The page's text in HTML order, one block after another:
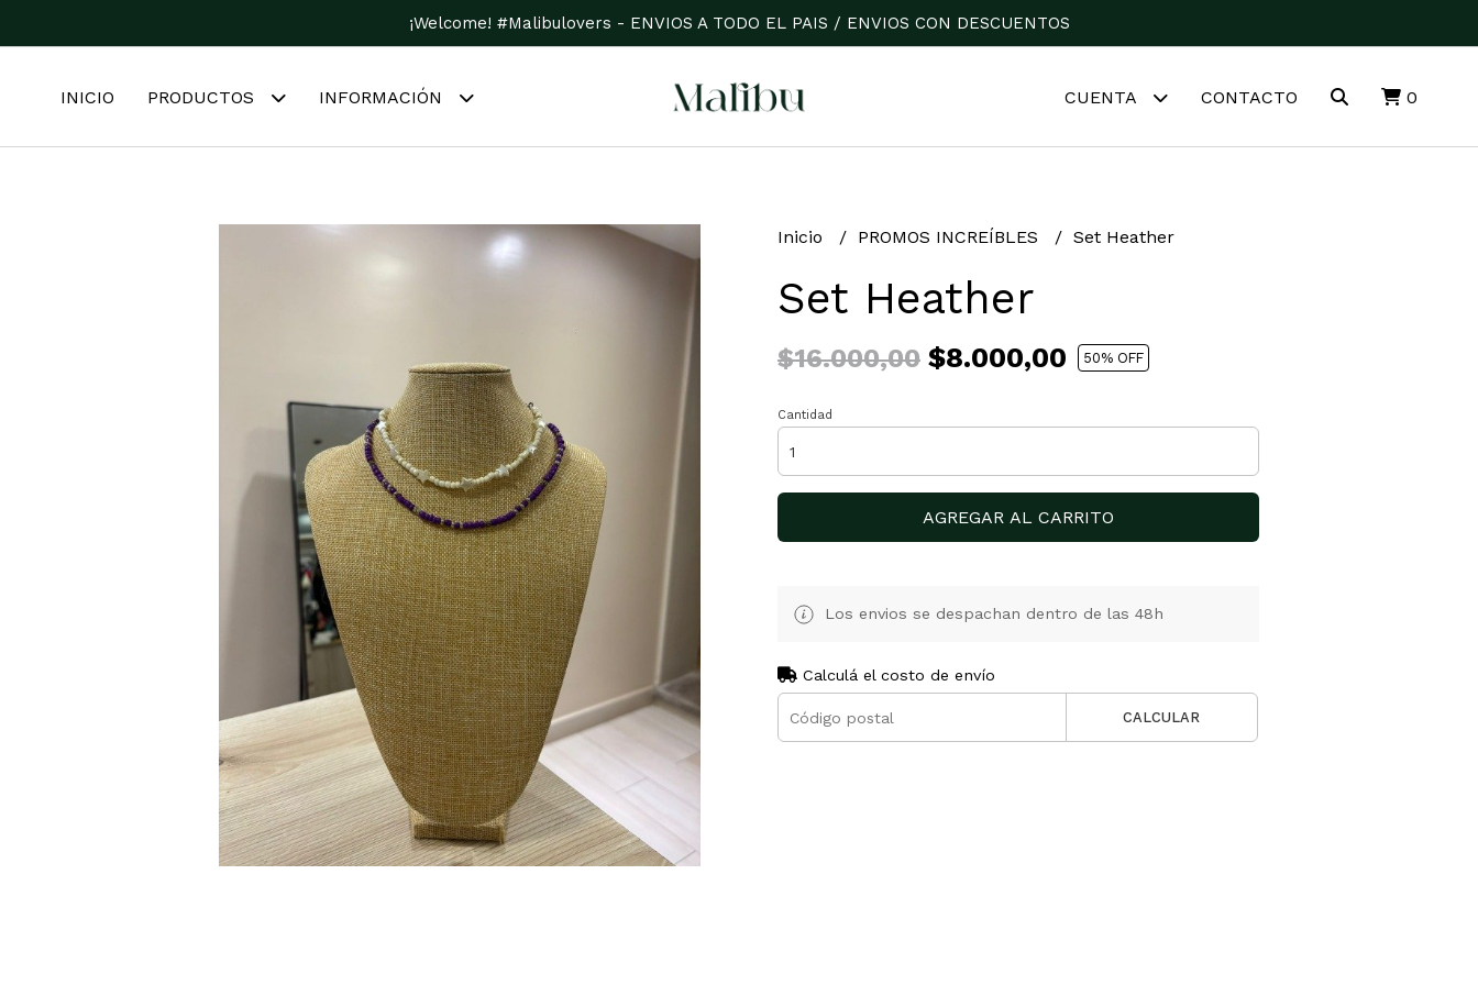
¡Welcome! #Malibulovers - ENVIOS A TODO EL PAIS / ENVIOS CON DESCUENTOS
INICIO PRODUCTOS INFORMACIÓN CUENTA CONTACTO 0
Inicio PROMOS INCREÍBLES Set Heather
Set Heather
$16.000,00 $8.000,00 50% OFF
Cantidad
AGREGAR AL CARRITO
Los envios se despachan dentro de las 48h
Calculá el costo de envío
CALCULAR